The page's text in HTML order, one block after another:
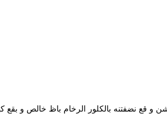
و قع نضفتنه بالكلور الرخام باظ خالص و بقع